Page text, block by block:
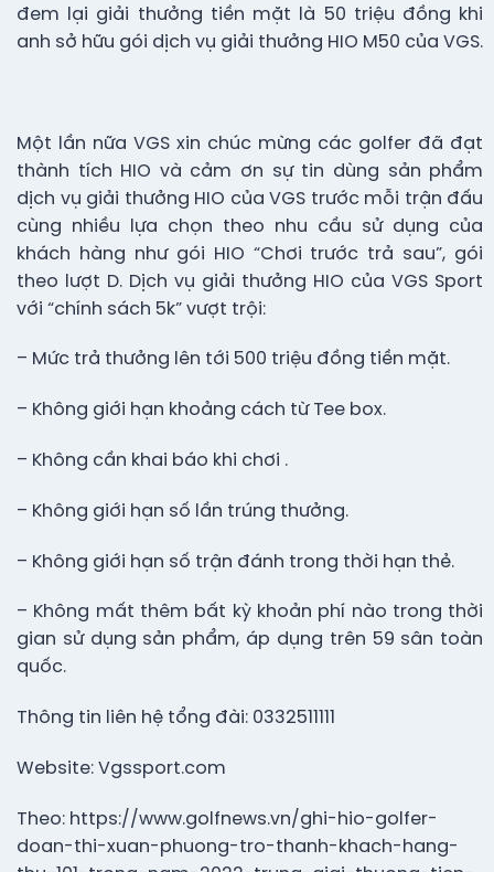
đem lại giải thưởng tiền mặt là 50 triệu đồng khi
anh sở hữu gói dịch vụ giải thưởng HIO M50 của VGS.
Một lần nữa VGS xin chúc mừng các golfer đã đạt
thành tích HIO và cảm ơn sự tin dùng sản phẩm
dịch vụ giải thưởng HIO của VGS trước mỗi trận đấu
cùng nhiều lựa chọn theo nhu cầu sử dụng của
khách hàng như gói HIO “Chơi trước trả sau”, gói
theo lượt D. Dịch vụ giải thưởng HIO của VGS Sport
với “chính sách 5k” vượt trội:
– Mức trả thưởng lên tới 500 triệu đồng tiền mặt.
– Không giới hạn khoảng cách từ Tee box.
– Không cần khai báo khi chơi .
– Không giới hạn số lần trúng thưởng.
– Không giới hạn số trận đánh trong thời hạn thẻ.
– Không mất thêm bất kỳ khoản phí nào trong thời
gian sử dụng sản phẩm, áp dụng trên 59 sân toàn
quốc.
Thông tin liên hệ tổng đài: 0332511111
Website: Vgssport.com
Theo: https://www.golfnews.vn/ghi-hio-golfer-
doan-thi-xuan-phuong-tro-thanh-khach-hang-